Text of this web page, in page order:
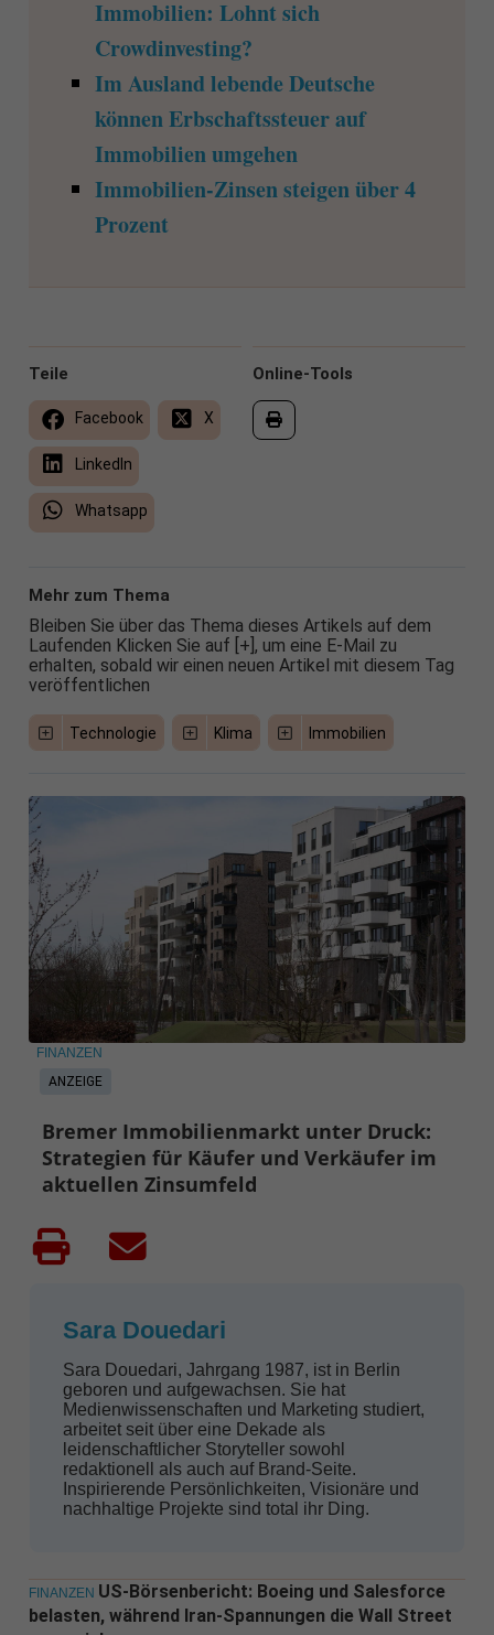
Immobilien: Lohnt sich
Crowdinvesting?
Im Ausland lebende Deutsche
können Erbschaftssteuer auf
Immobilien umgehen
Immobilien-Zinsen steigen über 4
Prozent
Online-Tools
Teile
Facebook X
LinkedIn
Whatsapp
Mehr zum Thema
Bleiben Sie über das Thema dieses Artikels auf dem
Laufenden Klicken Sie auf [+], um eine E-Mail zu
erhalten, sobald wir einen neuen Artikel mit diesem Tag
veröffentlichen
Technologie Klima Immobilien
ANZEIGE
FINANZEN
Bremer Immobilienmarkt unter Druck:
Strategien für Käufer und Verkäufer im
aktuellen Zinsumfeld
Sara Douedari
Sara Douedari, Jahrgang 1987, ist in Berlin
geboren und aufgewachsen. Sie hat
Medienwissenschaften und Marketing studiert,
arbeitet seit über eine Dekade als
leidenschaftlicher Storyteller sowohl
redaktionell als auch auf Brand-Seite.
Inspirierende Persönlichkeiten, Visionäre und
nachhaltige Projekte sind total ihr Ding.
FINANZEN US-Börsenbericht: Boeing und Salesforce
belasten, während Iran-Spannungen die Wall Street